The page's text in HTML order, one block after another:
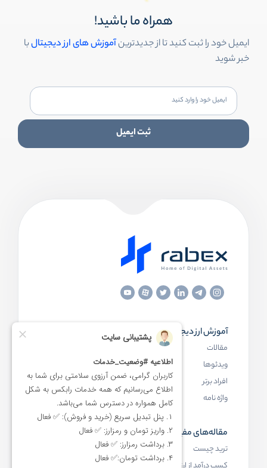
همراه ما باشید!
ایمیل خود را ثبت کنید تا از جدیدترینآموزش های ارز دیجیتالبا
خبر شوید
ثبت ایمیل
آموزش ارز دیجیتال
مقالات
ویدئوها
افراد برتر
واژه نامه
مقاله‌های مفید
بلاک چین چیست
کیف پول ارز دیجیتال چیست
NFT چیست
مقاله‌های مفید
ترید چیست
رابکس
آموزش ارز دیجیتال